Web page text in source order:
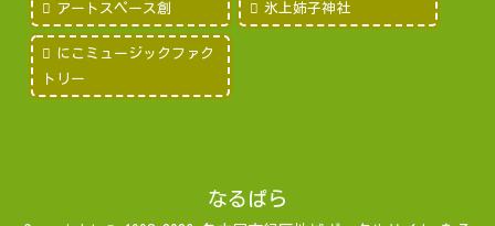
アートスペース創 氷上姉子神社
にこミュージックファク
トリー
なるぱら